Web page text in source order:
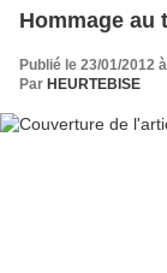
Hommage au
Publié le 23/01/2012
Par HEURTEBISE